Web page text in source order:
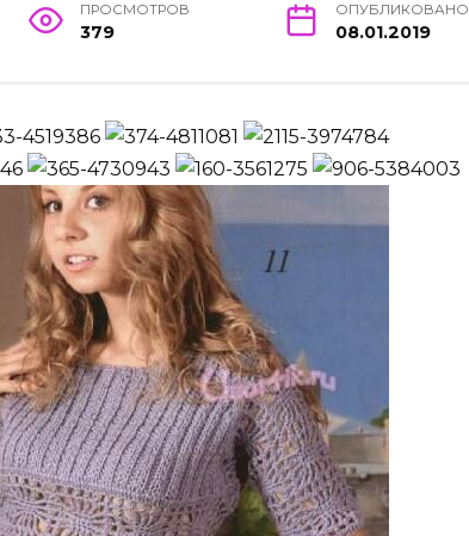
ПРОСМОТРОВ
379
ОПУБЛИКОВАНО
08.01.2019